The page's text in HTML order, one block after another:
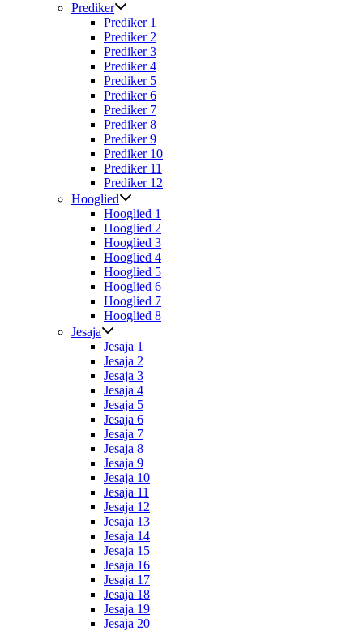
Prediker
Prediker 1
Prediker 2
Prediker 3
Prediker 4
Prediker 5
Prediker 6
Prediker 7
Prediker 8
Prediker 9
Prediker 10
Prediker 11
Prediker 12
Hooglied
Hooglied 1
Hooglied 2
Hooglied 3
Hooglied 4
Hooglied 5
Hooglied 6
Hooglied 7
Hooglied 8
Jesaja
Jesaja 1
Jesaja 2
Jesaja 3
Jesaja 4
Jesaja 5
Jesaja 6
Jesaja 7
Jesaja 8
Jesaja 9
Jesaja 10
Jesaja 11
Jesaja 12
Jesaja 13
Jesaja 14
Jesaja 15
Jesaja 16
Jesaja 17
Jesaja 18
Jesaja 19
Jesaja 20